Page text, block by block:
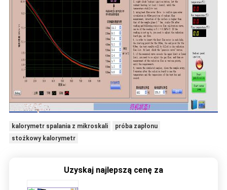
kalorymetr spalania z mikroskali
próba zapłonu
stożkowy kalorymetr
Uzyskaj najlepszą cenę za